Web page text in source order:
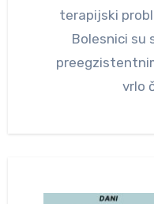
terapijski
Bolesnici su
vrlo